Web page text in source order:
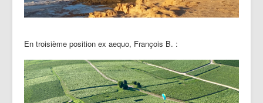
En troisième position ex aequo, François B. :